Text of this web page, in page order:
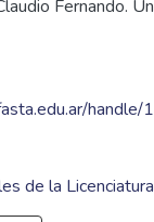
Fernando.
de la